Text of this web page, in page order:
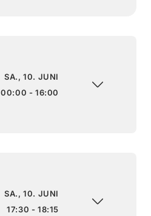
SA., 10. JUNI
00:00 - 16:00
SA., 10. JUNI
17:30 - 18:15